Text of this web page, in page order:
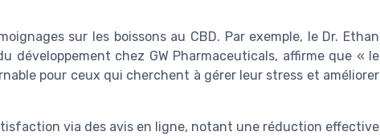
sur les boissons au CBD. Par exemple, le Dr. Ethan
développement chez GW Pharmaceuticals, affirme que « le
pour ceux qui cherchent à gérer leur stress et améliorer
via des avis en ligne, notant une réduction effective